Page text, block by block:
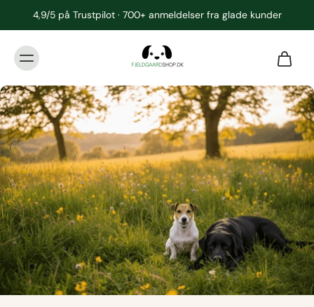
4,9/5 på Trustpilot · 700+ anmeldelser fra glade kunder